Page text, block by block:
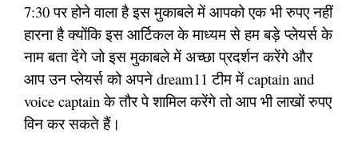
7:30 पर होने वाला है इस मुकाबले में आपको एक भी रुपए नहीं
हारना है क्योंकि इस आर्टिकल के माध्यम से हम बड़े प्लेयर्स के
नाम बता देंगे जो इस मुकाबले में अच्छा प्रदर्शन करेंगे और
आप उन प्लेयर्स को अपने dream11 टीम में captain and
voice captain के तौर पे शामिल करेंगे तो आप भी लाखों रुपए
विन कर सकते हैं।